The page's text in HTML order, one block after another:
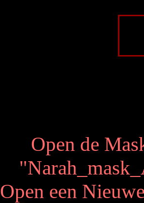
Open de
Open een